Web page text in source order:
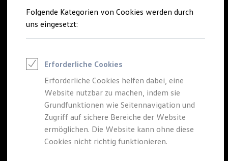
Saisonangebote
Reifenpakete
Leasing
Leasing-Angebote
Elektroauto Leasing
Kleinwagen-Leasing
Leasing ohne Anzahlung
Finanzierung
Autokredit mit Schlussrate
Versicherungen und Garantien
Kfz-Versicherung
Restschuldversicherungen
Garantien
Folgende Kategorien von Cookies werden durch
uns eingesetzt:
Erforderliche Cookies
Erforderliche Cookies helfen dabei, eine
Website nutzbar zu machen, indem sie
Grundfunktionen wie Seitennavigation und
Zugriff auf sichere Bereiche der Website
ermöglichen. Die Website kann ohne diese
Cookies nicht richtig funktionieren.